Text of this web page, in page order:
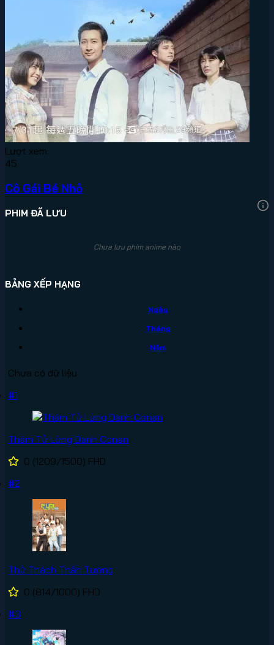
Lượt xem:
45
Cô Gái Bé Nhỏ
PHIM ĐÃ LƯU
Chưa lưu phim anime nào
BẢNG XẾP HẠNG
Ngày
Tháng
Năm
Chưa có dữ liệu
#1
Thám Tử Lừng Danh Conan
0 (1209/1500) FHD
#2
Thử Thách Thần Tượng
0 (814/1000) FHD
#3